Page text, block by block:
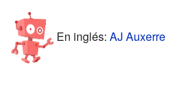
En inglés: AJ Auxerre